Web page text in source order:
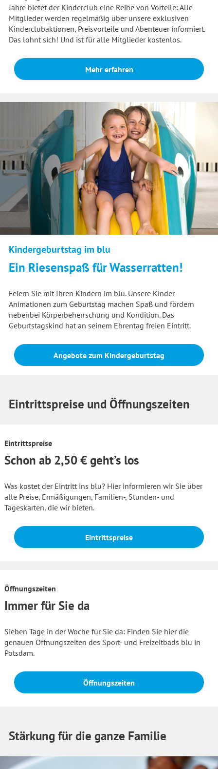
Jahre bietet der Kinderclub eine Reihe von Vorteile: Alle
Mitglieder werden regelmäßig über unsere exklusiven
Kinderclubaktionen, Preisvorteile und Abenteuer informiert.
Das lohnt sich! Und ist für alle Mitglieder kostenlos.
Mehr erfahren
Kindergeburtstag im blu
Ein Riesenspaß für Wasserratten!
Feiern Sie mit Ihren Kindern im blu. Unsere Kinder-
Animationen zum Geburtstag machen Spaß und fördern
nebenbei Körperbeherrschung und Kondition. Das
Geburtstagskind hat an seinem Ehrentag freien Eintritt.
Angebote zum Kindergeburtstag
Eintrittspreise und Öffnungszeiten
Eintrittspreise
Schon ab 2,50 € geht’s los
Was kostet der Eintritt ins blu? Hier informieren wir Sie über
alle Preise, Ermäßigungen, Familien-, Stunden- und
Tageskarten, die wir bieten.
Eintrittspreise
Öffnungszeiten
Immer für Sie da
Sieben Tage in der Woche für Sie da: Finden Sie hier die
genauen Öffnungszeiten des Sport- und Freizeitbads blu in
Potsdam.
Öffnungszeiten
Stärkung für die ganze Familie